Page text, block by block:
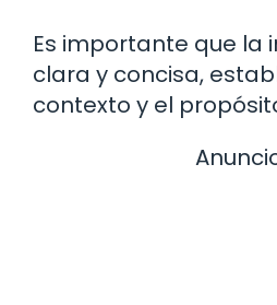
Es importante que la
clara y concisa,
contexto y el